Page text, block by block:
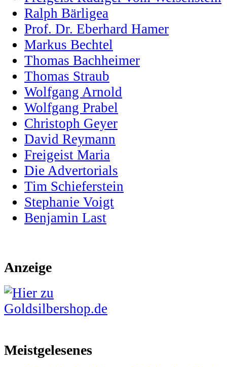
Ralph Bärligea
Prof. Dr. Eberhard Hamer
Markus Bechtel
Thomas Bachheimer
Thomas Straub
Wolfgang Arnold
Wolfgang Prabel
Christoph Geyer
David Reymann
Freigeist Maria
Die Advertorials
Tim Schieferstein
Stephanie Voigt
Benjamin Last
Anzeige
Meistgelesenes